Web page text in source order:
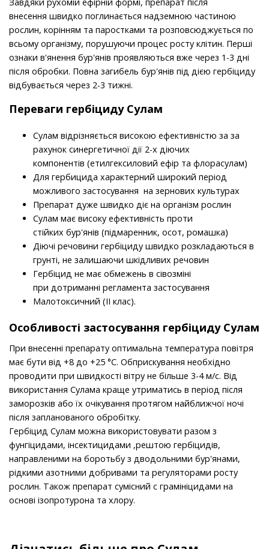
Завдяки рухомій ефірній формі, препарат після
внесення швидко поглинається надземною частиною
рослин, корінням та паростками та розповсюджується по
всьому організму, порушуючи процес росту клітин. Перші
ознаки в'янення бур'янів проявляються вже через 1-3 дні
після обробки. Повна загибель бур'янів під дією гербіциду
відбувається через 2-3 тижні.
Переваги гербіциду Сулам
Сулам відрізняється високою ефективністю за за
рахунок синергетичної дії 2-х діючих
компонентів (етилгексиловий ефір та флорасулам)
Для гербицида характерний широкий період
можливого застосування на зернових культурах
Препарат дуже швидко діє на організм рослин
Сулам має високу ефективність проти
стійких бур'янів (підмаренник, осот, ромашка)
Діючі речовини гербіциду швидко розкладаються в
грунті, не залишаючи шкідливих речовин
Гербіцид не має обмежень в сівозміні
при дотриманні регламента застосування
Малотоксичний (II клас).
Особливості застосування гербіциду Сулам
При внесенні препарату оптимальна температура повітря
має бути від +8 до +25 °С. Обприскування необхідно
проводити при швидкості вітру не більше 3-4 м/с. Від
використання Сулама краще утриматись в період після
заморозків або їх очікування протягом найближчої ночі
після запланованого обробітку.
Гербіцид Сулам можна використовувати разом з
фунгіцидами, інсектицидами ,рештою гербіцидів,
направленими на боротьбу з дводольними бур'янами,
рідкими азотними добривами та регуляторами росту
рослин. Також препарат сумісний с грамініцидами на
основі ізопротурона та хлору.